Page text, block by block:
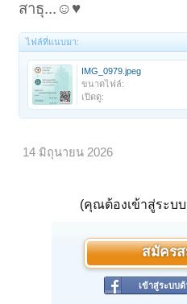
สาธุ...☺️♥️
ไฟล์ที่แนบมา:
IMG_0979.jpeg
ขนาดไฟล์:
เปิดดู:
14 มิถุนายน 2026
(คุณต้องเข้าสู่ระบ
สมัคร
เข้าสู่ระบบ